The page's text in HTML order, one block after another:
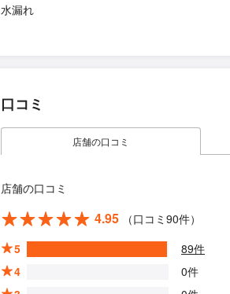
水漏れ
口コミ
店舗の口コミ
店舗の口コミ
4.95
（口コミ90件）
5
89件
4
0件